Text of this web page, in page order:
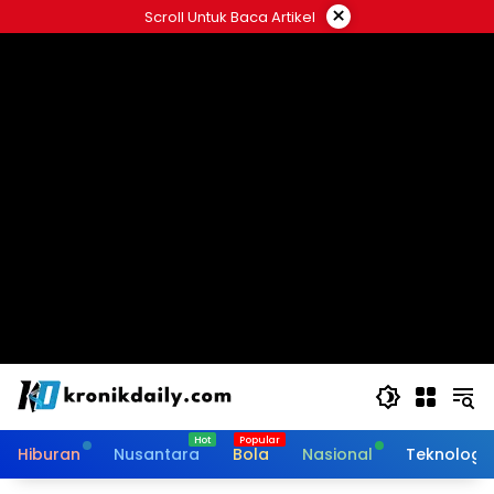
ke
Scroll Untuk Baca Artikel ×
Hiburan Nusantara Bola Nasional Teknologi